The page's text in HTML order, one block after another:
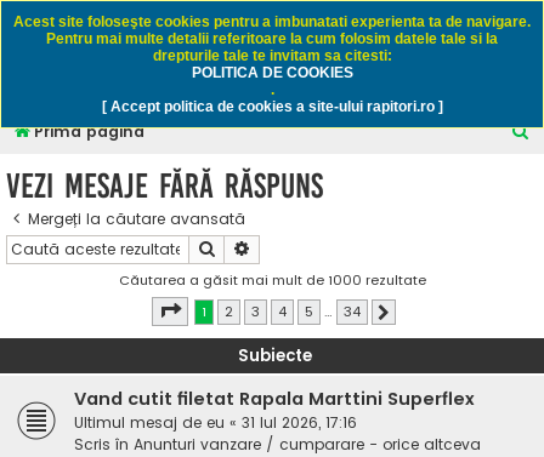
Rapitori.ro - Pescuit sportiv
Prima pagină
C
Vezi mesaje fără răspuns
Mergeți la căutare avansată
Căutare
Căutarea a găsit mai mult de 1000 rezultate
Pagina
din 34
1 2 3 4 5 … 34
Subiecte
Vand cutit filetat Rapala Marttini Superflex
Ultimul mesaj de eu « 31 Iul 2026, 17:16
Scris în Anunturi vanzare / cumparare - orice altceva
Acest site foloseşte cookies pentru a imbunatati experienta ta de navigare.
Pentru mai multe detalii referitoare la cum folosim datele tale si la
drepturile tale te invitam sa citesti:
POLITICA DE COOKIES
.
[ Accept politica de cookies a site-ului rapitori.ro ]